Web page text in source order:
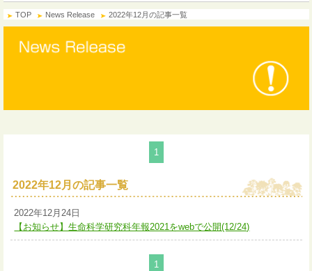
TOP News Release 2022年12月の記事一覧
1
2022年12月の記事一覧
2022年12月24日
【お知らせ】生命科学研究科年報2021をwebで公開(12/24)
1